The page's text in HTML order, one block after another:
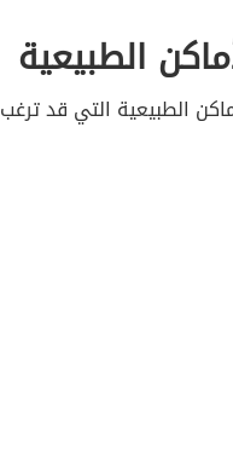
الطبيعية
الطبيعية التي قد ترغب